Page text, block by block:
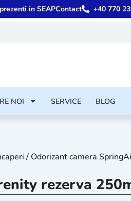
+40 770
in SEAPContact
NOI SERVICE BLOG
/ Odorizant camera
rezerva